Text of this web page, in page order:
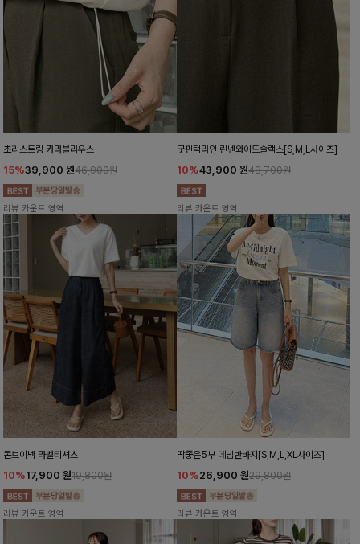
초리스트링 카라블라우스
15%39,900 원46,900원
리뷰 카운트 영역
굿핀턱라인 린넨와이드슬랙스[S,M,L사이즈]
10%43,900 원48,700원
리뷰 카운트 영역
콘브이넥 라벨티셔츠
10%17,900 원19,800원
리뷰 카운트 영역
딱좋은5부 데님반바지[S,M,L,XL사이즈]
10%26,900 원29,800원
리뷰 카운트 영역